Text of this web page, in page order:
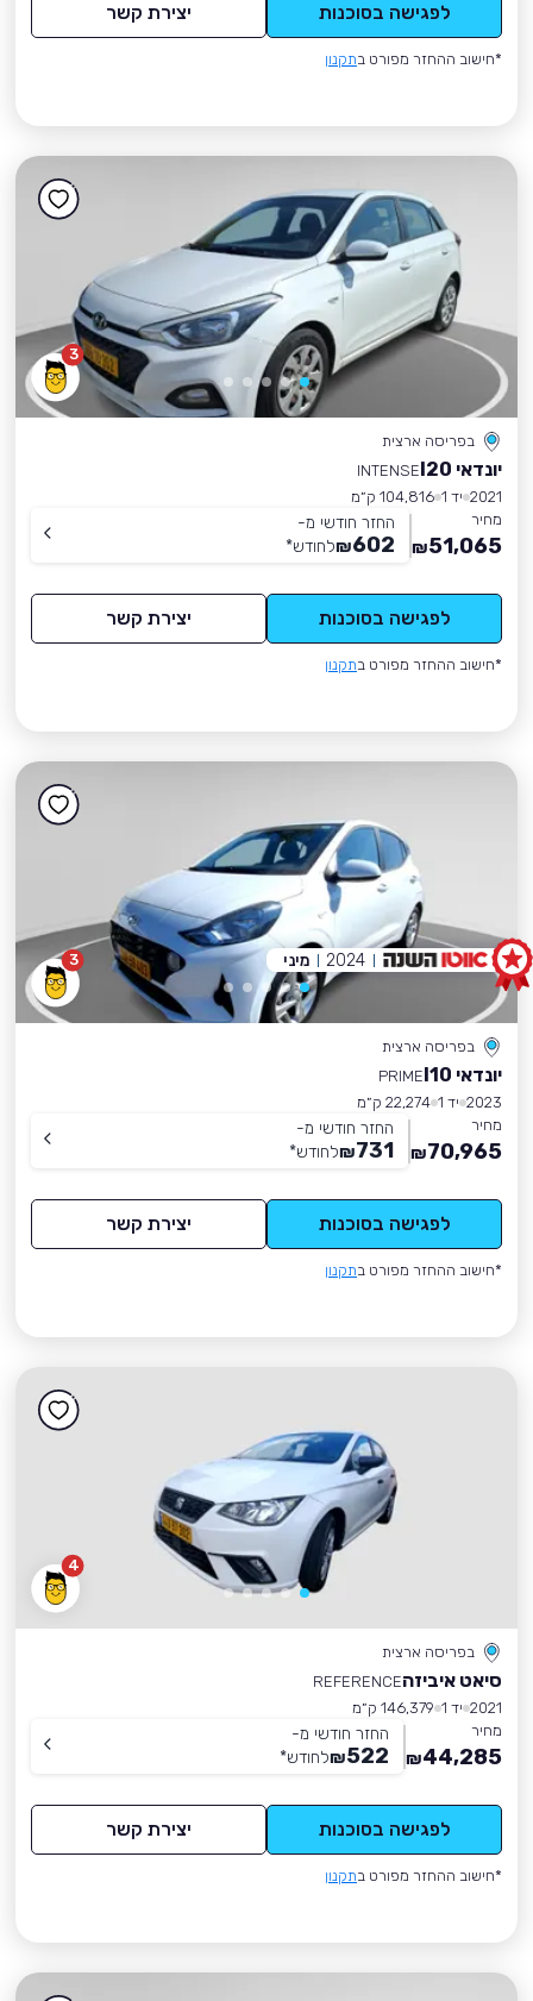
לפגישה בסוכנות יצירת קשר
*חישוב ההחזר מפורט בתקנון
3
בפריסה ארצית
יונדאי I20
INTENSE
2021 יד 1
104,816 ק״מ
מחיר
51,065
₪
החזר חודשי מ-
602
₪לחודש*
לפגישה בסוכנות יצירת קשר
*חישוב ההחזר מפורט בתקנון
3
בפריסה ארצית
יונדאי I10
PRIME
2023 יד 1
22,274 ק״מ
מחיר
70,965
₪
החזר חודשי מ-
731
₪לחודש*
לפגישה בסוכנות יצירת קשר
*חישוב ההחזר מפורט בתקנון
2024 מיני
4
בפריסה ארצית
סיאט איביזהREFERENCE
2021 יד 1
146,379 ק״מ
מחיר
44,285
₪
החזר חודשי מ-
522
₪לחודש*
לפגישה בסוכנות יצירת קשר
*חישוב ההחזר מפורט בתקנון